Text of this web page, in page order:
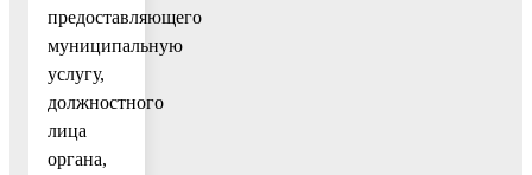
предоставляющего
муниципальную
услугу,
должностного
лица
органа,